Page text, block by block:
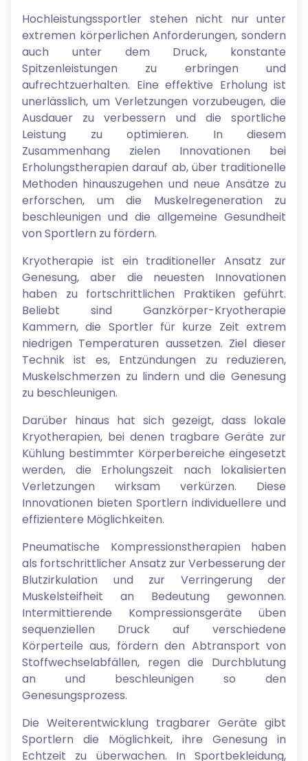
Hochleistungssportler stehen nicht nur unter
extremen körperlichen Anforderungen, sondern
auch unter dem Druck, konstante
Spitzenleistungen zu erbringen und
aufrechtzuerhalten. Eine effektive Erholung ist
unerlässlich, um Verletzungen vorzubeugen, die
Ausdauer zu verbessern und die sportliche
Leistung zu optimieren. In diesem
Zusammenhang zielen Innovationen bei
Erholungstherapien darauf ab, über traditionelle
Methoden hinauszugehen und neue Ansätze zu
erforschen, um die Muskelregeneration zu
beschleunigen und die allgemeine Gesundheit
von Sportlern zu fördern.
Kryotherapie ist ein traditioneller Ansatz zur
Genesung, aber die neuesten Innovationen
haben zu fortschrittlichen Praktiken geführt.
Beliebt sind Ganzkörper-Kryotherapie
Kammern, die Sportler für kurze Zeit extrem
niedrigen Temperaturen aussetzen. Ziel dieser
Technik ist es, Entzündungen zu reduzieren,
Muskelschmerzen zu lindern und die Genesung
zu beschleunigen.
Darüber hinaus hat sich gezeigt, dass lokale
Kryotherapien, bei denen tragbare Geräte zur
Kühlung bestimmter Körperbereiche eingesetzt
werden, die Erholungszeit nach lokalisierten
Verletzungen wirksam verkürzen. Diese
Innovationen bieten Sportlern individuellere und
effizientere Möglichkeiten.
Pneumatische Kompressionstherapien haben
als fortschrittlicher Ansatz zur Verbesserung der
Blutzirkulation und zur Verringerung der
Muskelsteifheit an Bedeutung gewonnen.
Intermittierende Kompressionsgeräte üben
sequenziellen Druck auf verschiedene
Körperteile aus, fördern den Abtransport von
Stoffwechselabfällen, regen die Durchblutung
an und beschleunigen so den
Genesungsprozess.
Die Weiterentwicklung tragbarer Geräte gibt
Sportlern die Möglichkeit, ihre Genesung in
Echtzeit zu überwachen. In Sportbekleidung,